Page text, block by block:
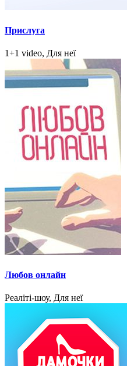
Прислуга
1+1 video, Для неї
Любов онлайн
Реаліті-шоу, Для неї